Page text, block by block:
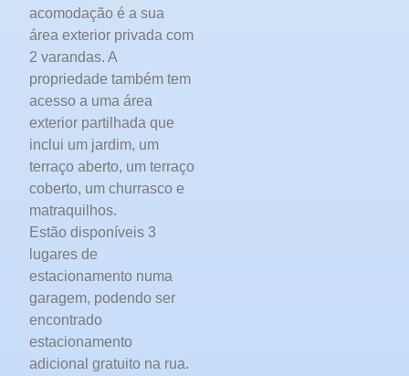
acomodação é a sua
área exterior privada com
2 varandas. A
propriedade também tem
acesso a uma área
exterior partilhada que
inclui um jardim, um
terraço aberto, um terraço
coberto, um churrasco e
matraquilhos.
Estão disponíveis 3
lugares de
estacionamento numa
garagem, podendo ser
encontrado
estacionamento
adicional gratuito na rua.